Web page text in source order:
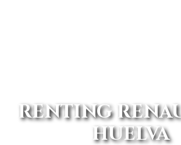
RENTING
HUELVA